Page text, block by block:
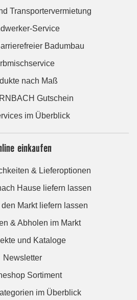
Transportervermietung
Service
Badumbau
nach Maß
Gutschein
im Überblick
einkaufen
& Lieferoptionen
Hause liefern lassen
Markt liefern lassen
& Abholen im Markt
und Kataloge
Newsletter
Sortiment
im Überblick